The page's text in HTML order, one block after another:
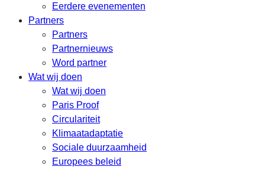
Eerdere evenementen
Partners
Partners
Partnernieuws
Word partner
Wat wij doen
Wat wij doen
Paris Proof
Circulariteit
Klimaatadaptatie
Sociale duurzaamheid
Europees beleid